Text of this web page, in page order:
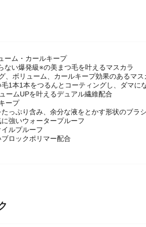
ーム・カールキープ
ない爆発級※の美まつ毛を叶えるマスカラ
、ボリューム、カールキープ効果のあるマス
1本1本をつるんとコーティングし、ダマに
ームUPを叶えるデュアル繊維配合
ープ
っぷり含み、余分な液をとかす形状のブラ
強いウォータープルーフ
ルプルーフ
ロックポリマー配合